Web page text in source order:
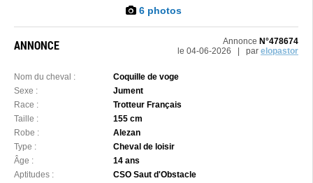
6 photos
ANNONCE Annonce N°478674
le 04-06-2026 | par elopastor
Nom du cheval :
Coquille de voge
Sexe :
Jument
Race :
Trotteur Français
Taille :
155 cm
Robe :
Alezan
Type :
Cheval de loisir
Âge :
14 ans
Aptitudes :
CSO Saut d'Obstacle